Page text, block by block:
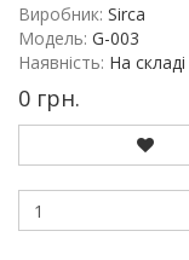
Виробник: Sirca
Модель: G-003
Наявність: На складі
0 грн.